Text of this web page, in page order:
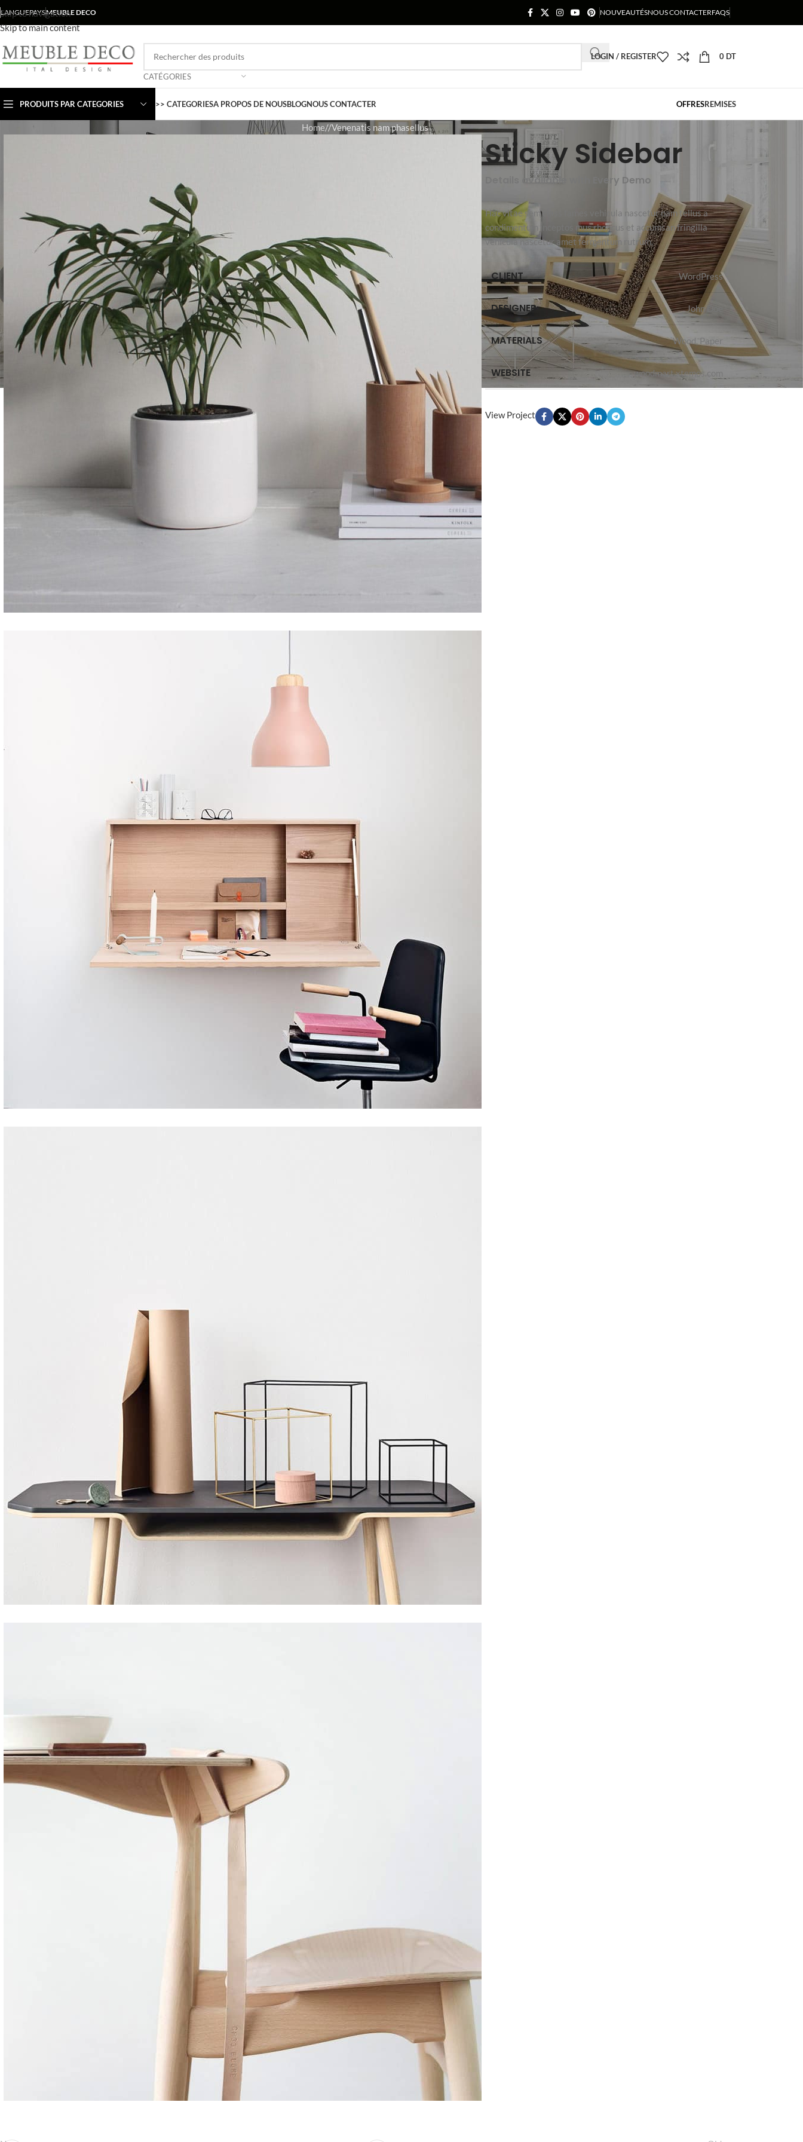
Skip to navigation
Skip to main content
LANGUEPAYSMEUBLE DECO NOUVEAUTÉSNOUS CONTACTERFAQS
CATÉGORIES
LOGIN / REGISTER 0 DT
PRODUITS PAR CATEGORIES >> CATEGORIESA PROPOS DE NOUSBLOGNOUS CONTACTER OFFRESREMISES
Home Venenatis nam phasellus
Sticky Sidebar
Details available with Every Demo
Hac vitae sem class fames vehicula nascetur nam tellus a
condimentum inceptos mus rhoncus et accumsan fringilla
vehicula nascetur amet fermentum rutrum.
CLIENT WordPress
DESIGNER John Doe
MATERIALS Wood, Paper
WEBSITE woodmart.xtemos.com
View Project